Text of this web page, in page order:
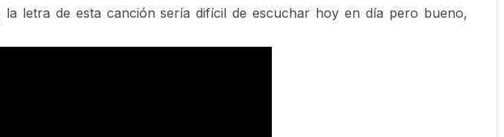
la letra de esta canción sería difícil de escuchar hoy en día pero bueno,